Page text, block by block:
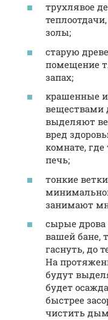
трухлявое
золы;
старую
помещение
запах;
крашенные
веществами
выделяют
вред
комнате,
печь;
тонкие
занимают
сырые дрова
вашей бане,
гаснуть, до
На
будут
будет
быстрее
чистить